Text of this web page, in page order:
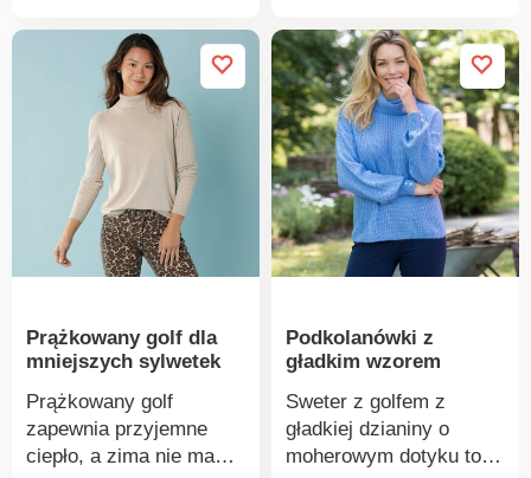
Oeko-Tex (nr CQ 1216/3
IFTH). Znak ten
identyfikuje produkty
tekstylne poddane
badaniom
laboratoryjnym na
obecność szerokiej
gamy substancji
szkodliwych, a produkt
jest bezpieczny w
poza obowiązujące
normy. Można prać w
pralce.
Prążkowany golf dla
mniejszych sylwetek
Prążkowany golf
zapewnia przyjemne
ciepło, a zima nie ma
Podkolanówki z
gładkim wzorem
Sweter z golfem z
gładkiej dzianiny o
moherowym dotyku to